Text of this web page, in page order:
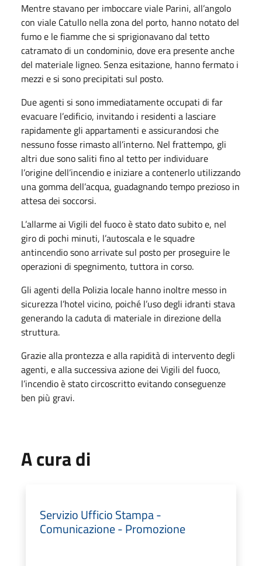
Mentre stavano per imboccare viale Parini, all’angolo
con viale Catullo nella zona del porto, hanno notato del
fumo e le fiamme che si sprigionavano dal tetto
catramato di un condominio, dove era presente anche
del materiale ligneo. Senza esitazione, hanno fermato i
mezzi e si sono precipitati sul posto.
Due agenti si sono immediatamente occupati di far
evacuare l’edificio, invitando i residenti a lasciare
rapidamente gli appartamenti e assicurandosi che
nessuno fosse rimasto all’interno. Nel frattempo, gli
altri due sono saliti fino al tetto per individuare
l’origine dell’incendio e iniziare a contenerlo utilizzando
una gomma dell’acqua, guadagnando tempo prezioso in
attesa dei soccorsi.
L’allarme ai Vigili del fuoco è stato dato subito e, nel
giro di pochi minuti, l’autoscala e le squadre
antincendio sono arrivate sul posto per proseguire le
operazioni di spegnimento, tuttora in corso.
Gli agenti della Polizia locale hanno inoltre messo in
sicurezza l’hotel vicino, poiché l’uso degli idranti stava
generando la caduta di materiale in direzione della
struttura.
Grazie alla prontezza e alla rapidità di intervento degli
agenti, e alla successiva azione dei Vigili del fuoco,
l’incendio è stato circoscritto evitando conseguenze
ben più gravi.
A cura di
Servizio Ufficio Stampa -
Comunicazione - Promozione